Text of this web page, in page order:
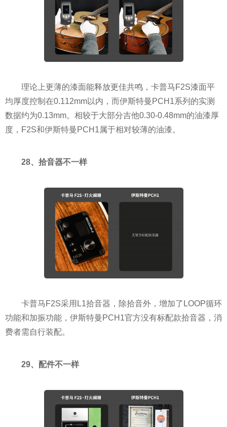
理论上更薄的漆面能释放更佳共鸣，卡普马F2S漆面平
均厚度控制在0.112mm以内，而伊斯特曼PCH1系列的实测
数据约为0.13mm。相较于大部分吉他0.30-0.48mm的油漆厚
度，F2S和伊斯特曼PCH1属于相对较薄的油漆。
28、拾音器不一样
卡普马F2S采用L1拾音器，除拾音外，增加了LOOP循环
功能和加振功能，伊斯特曼PCH1官方没有标配款拾音器，消
费者需自行装配。
29、配件不一样